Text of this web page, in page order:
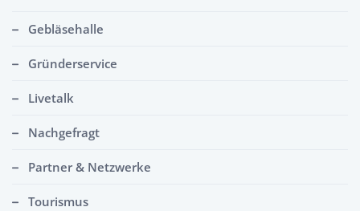
Gebläsehalle
Gründerservice
Livetalk
Nachgefragt
Partner & Netzwerke
Tourismus